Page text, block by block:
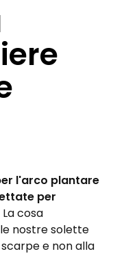
l'arco plantare
per
La cosa
nostre solette
e non alla